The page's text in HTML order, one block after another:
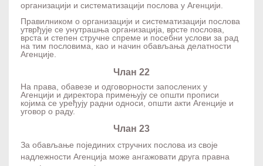
организацији и систематизацији послова у Агенцији.
Правилником о организацији и систематизацији послова
утврђује се унутрашња организација, врсте послова,
врста и степен стручне спреме и посебни услови за рад
на тим пословима, као и начин обављања делатности
Агенције.
Члан 22
На права, обавезе и одговорности запослених у
Агенцији и директора примењују се општи прописи
којима се уређују радни односи, општи акти Агенције и
уговор о раду.
Члан 23
За обављање појединих стручних послова из своје
надлежности Агенција може ангажовати друга правна